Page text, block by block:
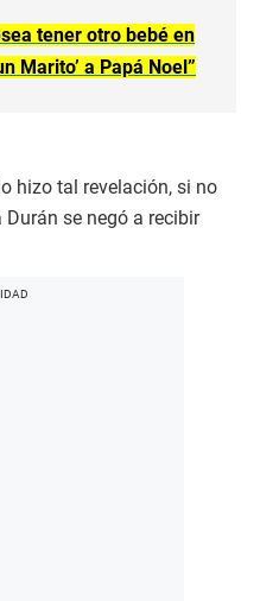
tener otro bebé en
Marito’ a Papá Noel”
hizo tal revelación, si no
se negó a recibir